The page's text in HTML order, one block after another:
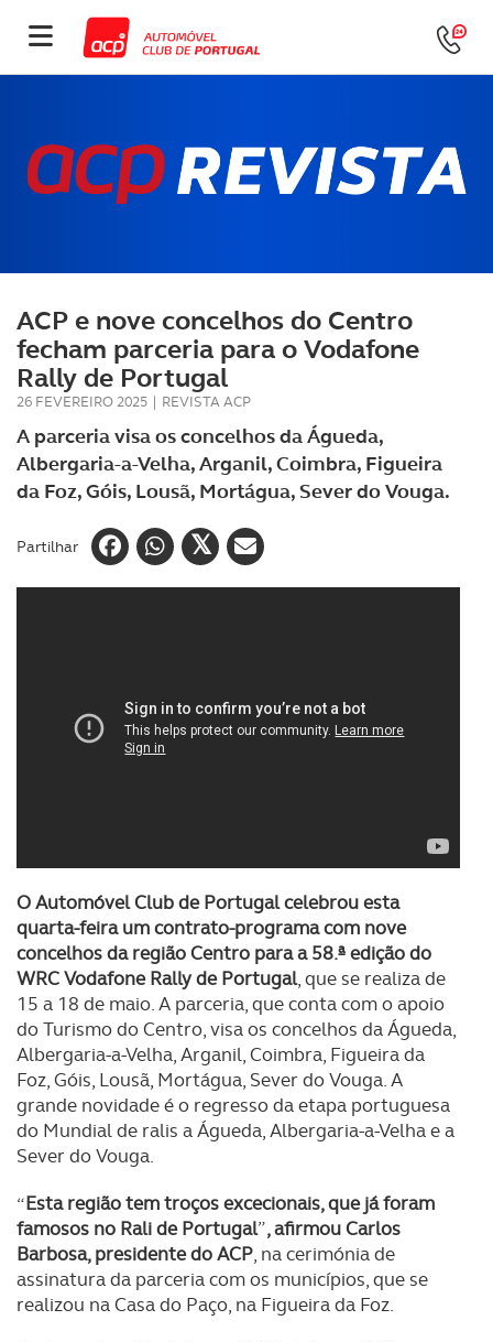
ACP e nove concelhos do Centro
fecham parceria para o Vodafone
Rally de Portugal
26 FEVEREIRO 2025 | REVISTA ACP
A parceria visa os concelhos da Águeda,
Albergaria-a-Velha, Arganil, Coimbra, Figueira
da Foz, Góis, Lousã, Mortágua, Sever do Vouga.
Partilhar
O Automóvel Club de Portugal celebrou esta
quarta-feira um contrato-programa com nove
concelhos da região Centro para a 58.ª edição do
WRC Vodafone Rally de Portugal, que se realiza de
15 a 18 de maio. A parceria, que conta com o apoio
do Turismo do Centro, visa os concelhos da Águeda,
Albergaria-a-Velha, Arganil, Coimbra, Figueira da
Foz, Góis, Lousã, Mortágua, Sever do Vouga. A
grande novidade é o regresso da etapa portuguesa
do Mundial de ralis a Águeda, Albergaria-a-Velha e a
Sever do Vouga.
“Esta região tem troços excecionais, que já foram
famosos no Rali de Portugal”, afirmou Carlos
Barbosa, presidente do ACP, na cerimónia de
assinatura da parceria com os municípios, que se
realizou na Casa do Paço, na Figueira da Foz.